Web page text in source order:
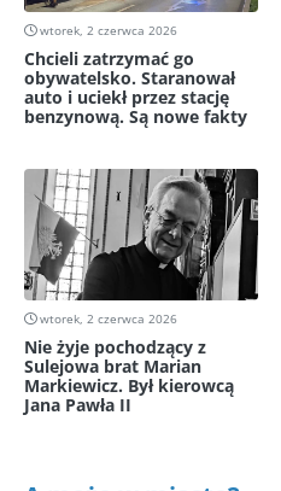
wtorek, 2 czerwca 2026
Chcieli zatrzymać go
obywatelsko. Staranował
auto i uciekł przez stację
benzynową. Są nowe fakty
wtorek, 2 czerwca 2026
Nie żyje pochodzący z
Sulejowa brat Marian
Markiewicz. Był kierowcą
Jana Pawła II